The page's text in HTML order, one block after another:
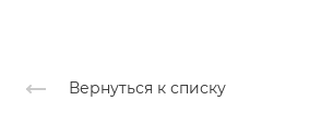
Вернуться к списку